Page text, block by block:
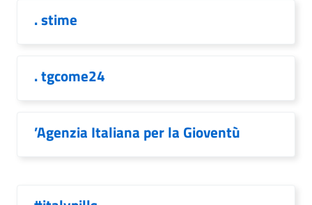
. stime
. tgcome24
’Agenzia Italiana per la Gioventù